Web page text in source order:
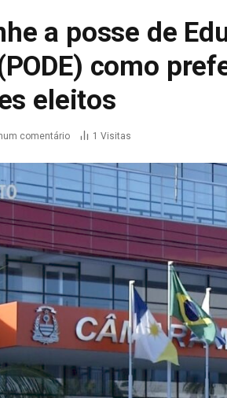
a posse de
como
eleitos
comentário 1 Visitas